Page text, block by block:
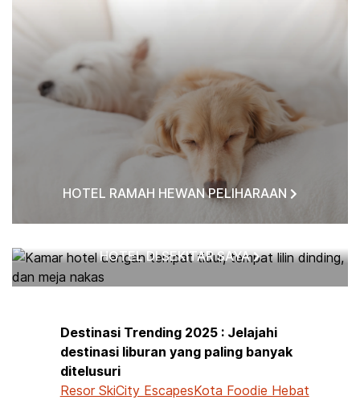
HOTEL RAMAH HEWAN PELIHARAAN
HOTEL DI SEKITAR SAYA
Destinasi Trending 2025 : Jelajahi
destinasi liburan yang paling banyak
ditelusuri
Resor SkiCity EscapesKota Foodie Hebat